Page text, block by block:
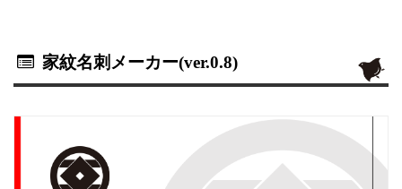
家紋名刺メーカー(ver.0.8)